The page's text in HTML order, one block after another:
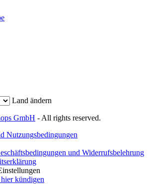
Land ändern
GmbH - All rights reserved.
Nutzungsbedingungen
und Widerrufsbelehrung
kündigen